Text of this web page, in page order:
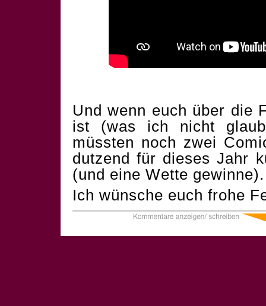
Und wenn euch über die
ist (was ich nicht
müssten noch zwei
dutzend für dieses Jahr
(und eine Wette
Ich wünsche euch frohe